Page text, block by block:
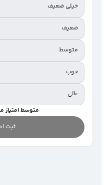
خیلی ضعیف
ضعیف
متوسط
خوب
عالی
متوسط امتیاز
ثبت